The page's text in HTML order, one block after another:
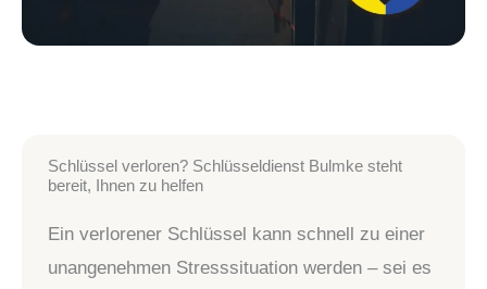
Schlüssel verloren? Schlüsseldienst Bulmke steht
bereit, Ihnen zu helfen
Ein verlorener Schlüssel kann schnell zu einer
unangenehmen Stresssituation werden – sei es